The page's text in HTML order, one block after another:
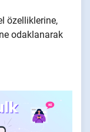
özelliklerine,
odaklanarak